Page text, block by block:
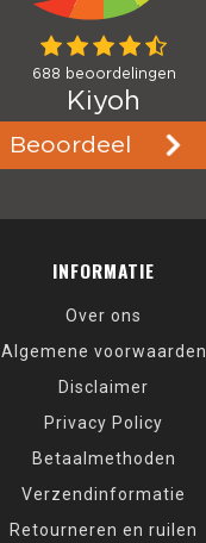
INFORMATIE
Over ons
Algemene voorwaarden
Disclaimer
Privacy Policy
Betaalmethoden
Verzendinformatie
Retourneren en ruilen